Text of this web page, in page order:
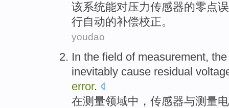
该系统能对压力传感器的零点
行自动的补偿校正。
youdao
In the field of measurement,
inevitably cause residual
error.
在测量领域中 ， 传感器与测量